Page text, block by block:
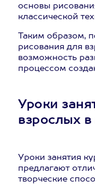
основы
классической
Таким образом,
рисования для
возможность
процессом
Уроки
взрослых
Уроки занятия
предлагают
творческие